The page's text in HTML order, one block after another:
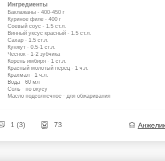
Ингредиенты
Баклажаны - 400-450 г
Куриное филе - 400 г
Соевый соус - 1.5 ст.л.
Винный уксус красный - 1.5 ст.л.
Сахар - 1.5 ст.л.
Кунжут - 0.5-1 ст.л.
Чеснок - 1-2 зубчика
Корень имбиря - 1 ст.л.
Красный молотый перец - 1 ч.л.
Крахмал - 1 ч.л.
Вода - 60 мл
Соль - по вкусу
Масло подсолнечное - для обжаривания
1 (3) 73